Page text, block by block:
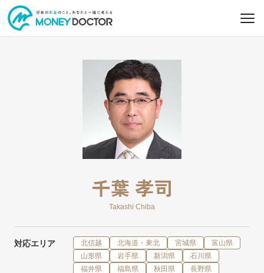
千葉 孝司
Takashi Chiba
対応エリア 北信越 北海道・東北 宮城県
富山県
山形県
岩手県 新潟県
石川県
福井県
福島県 秋田県
長野県